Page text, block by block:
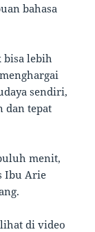
bahasa
bisa lebih
sendiri,
dan tepat
menit,
Ibu Arie
di video